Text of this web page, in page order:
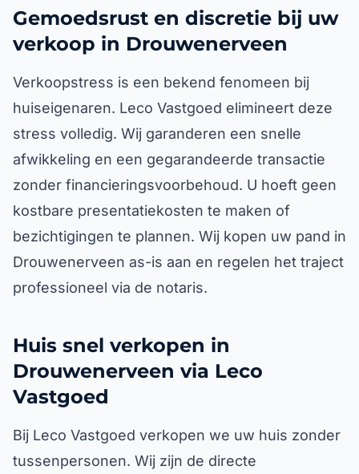
Gemoedsrust en discretie bij uw
verkoop in Drouwenerveen
Verkoopstress is een bekend fenomeen bij
huiseigenaren. Leco Vastgoed elimineert deze
stress volledig. Wij garanderen een snelle
afwikkeling en een gegarandeerde transactie
zonder financieringsvoorbehoud. U hoeft geen
kostbare presentatiekosten te maken of
bezichtigingen te plannen. Wij kopen uw pand in
Drouwenerveen as-is aan en regelen het traject
professioneel via de notaris.
Huis snel verkopen in
Drouwenerveen via Leco
Vastgoed
Bij Leco Vastgoed verkopen we uw huis zonder
tussenpersonen. Wij zijn de directe